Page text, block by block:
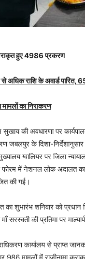
हुए 4986 प्रकरण
राशि के अवार्ड पारित,
का निराकरण
की अवधारणा पर
जबलपुर के दिशा-
ग्वालियर पर जिला
फोरम में नेशनल लोक अदालत
की गई।
शुभारंभ शनिवार को प्रधान
माँ सरस्वती की प्रतिमा पर
कार्यालय से प्राप्त